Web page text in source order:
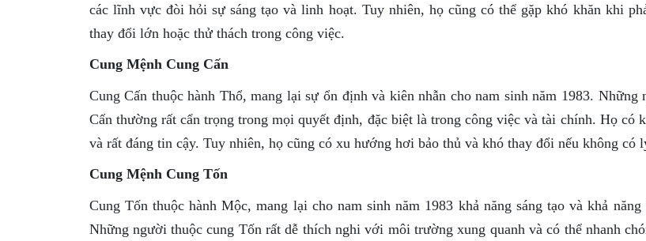
các lĩnh vực đòi hỏi sự sáng tạo và linh hoạt. Tuy nhiên, họ cũng có thể gặp khó khăn khi
thay đổi lớn hoặc thử thách trong công việc.
Cung Mệnh Cung Cấn
Cung Cấn thuộc hành Thổ, mang lại sự ổn định và kiên nhẫn cho nam sinh năm 1983. Những
Cấn thường rất cẩn trọng trong mọi quyết định, đặc biệt là trong công việc và tài chính. Họ có
và rất đáng tin cậy. Tuy nhiên, họ cũng có xu hướng hơi bảo thủ và khó thay đổi nếu không có
Cung Mệnh Cung Tốn
Cung Tốn thuộc hành Mộc, mang lại cho nam sinh năm 1983 khả năng sáng tạo và khả
Những người thuộc cung Tốn rất dễ thích nghi với môi trường xung quanh và có thể nhanh